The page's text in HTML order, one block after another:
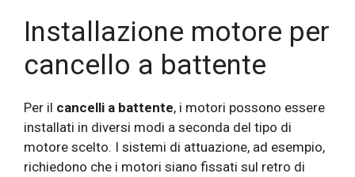
Installazione motore per
cancello a battente
Per il cancelli a battente, i motori possono essere
installati in diversi modi a seconda del tipo di
motore scelto. I sistemi di attuazione, ad esempio,
richiedono che i motori siano fissati sul retro di